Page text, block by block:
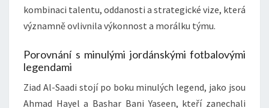
kombinaci talentu, oddanosti a strategické vize, která
významně ovlivnila výkonnost a morálku týmu.
Porovnání s minulými jordánskými fotbalovými
legendami
Ziad Al-Saadi stojí po boku minulých legend, jako jsou
Ahmad Hayel a Bashar Bani Yaseen, kteří zanechali